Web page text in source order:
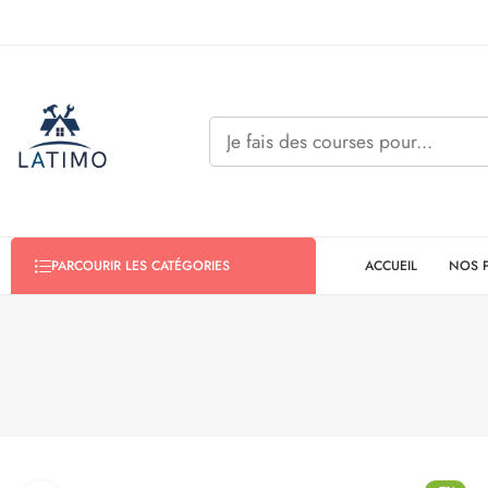
PARCOURIR LES CATÉGORIES ACCUEIL NOS